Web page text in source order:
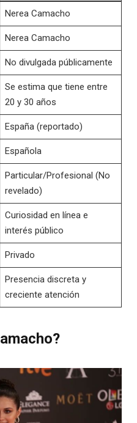
Nerea Camacho
Nerea Camacho
No divulgada públicamente
Se estima que tiene entre
20 y 30 años
España (reportado)
Española
Particular/Profesional (No
revelado)
Curiosidad en línea e
interés público
Privado
Presencia discreta y
creciente atención